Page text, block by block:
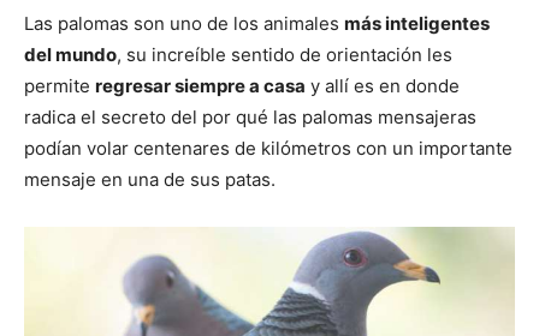
Las palomas son uno de los animales más inteligentes
del mundo, su increíble sentido de orientación les
permite regresar siempre a casa y allí es en donde
radica el secreto del por qué las palomas mensajeras
podían volar centenares de kilómetros con un importante
mensaje en una de sus patas.